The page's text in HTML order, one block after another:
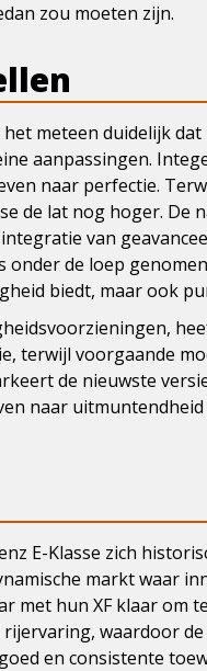
zou moeten zijn.
meteen duidelijk
aanpassingen.
naar perfectie.
de lat nog hoger. De
van
de loep
biedt, maar ook
terwijl voorgaande
de nieuwste
naar
E-Klasse zich
markt waar
met hun XF klaar om
waardoor
en consistente